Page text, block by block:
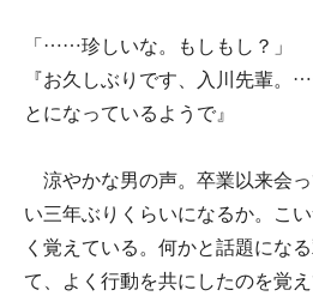
「……珍しいな。もしもし？」
『お久しぶりです、入川先輩。
とになっているようで』
涼やかな男の声。卒業以来会
い三年ぶりくらいになるか。こ
く覚えている。何かと話題にな
て、よく行動を共にしたのを覚え